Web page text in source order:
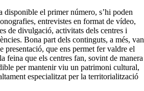
disponible el primer número, s’hi poden
entrevistes en format de vídeo,
de divulgació, activitats dels centres i
Bona part dels continguts, a més, van
presentació, que ens permet fer valdre el
feina que els centres fan, sovint de manera
per mantenir viu un patrimoni cultural,
especialitzat per la territorialització